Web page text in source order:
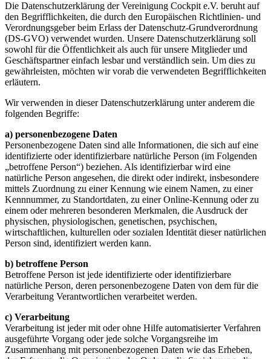
Die Datenschutzerklärung der Vereinigung Cockpit e.V. beruht auf
den Begrifflichkeiten, die durch den Europäischen Richtlinien- und
Verordnungsgeber beim Erlass der Datenschutz-Grundverordnung
(DS-GVO) verwendet wurden. Unsere Datenschutzerklärung soll
sowohl für die Öffentlichkeit als auch für unsere Mitglieder und
Geschäftspartner einfach lesbar und verständlich sein. Um dies zu
gewährleisten, möchten wir vorab die verwendeten Begrifflichkeiten
erläutern.
Wir verwenden in dieser Datenschutzerklärung unter anderem die
folgenden Begriffe:
a) personenbezogene Daten
Personenbezogene Daten sind alle Informationen, die sich auf eine
identifizierte oder identifizierbare natürliche Person (im Folgenden
„betroffene Person“) beziehen. Als identifizierbar wird eine
natürliche Person angesehen, die direkt oder indirekt, insbesondere
mittels Zuordnung zu einer Kennung wie einem Namen, zu einer
Kennnummer, zu Standortdaten, zu einer Online-Kennung oder zu
einem oder mehreren besonderen Merkmalen, die Ausdruck der
physischen, physiologischen, genetischen, psychischen,
wirtschaftlichen, kulturellen oder sozialen Identität dieser natürlichen
Person sind, identifiziert werden kann.
b) betroffene Person
Betroffene Person ist jede identifizierte oder identifizierbare
natürliche Person, deren personenbezogene Daten von dem für die
Verarbeitung Verantwortlichen verarbeitet werden.
c) Verarbeitung
Verarbeitung ist jeder mit oder ohne Hilfe automatisierter Verfahren
ausgeführte Vorgang oder jede solche Vorgangsreihe im
Zusammenhang mit personenbezogenen Daten wie das Erheben,